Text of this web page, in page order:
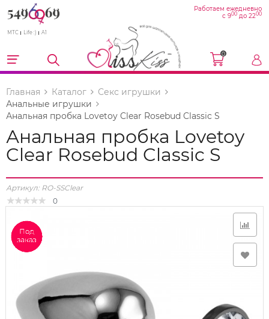
МТС Life :) A1
Работаем ежедневно
с 900 до 2200
0
Главная Каталог
Секс игрушки
Анальные игрушки
Анальная пробка Lovetoy Clear Rosebud Classic S
Анальная пробка Lovetoy
Clear Rosebud Classic S
Артикул: RO-SSClear
0